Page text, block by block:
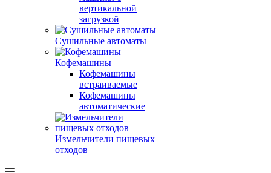
вертикальной
загрузкой
Сушильные автоматы
Кофемашины
Кофемашины
встраиваемые
Кофемашины
автоматические
Измельчители пищевых
отходов